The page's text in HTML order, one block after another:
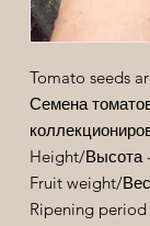
Tomato seeds
Семена
Height/Высота
Fruit weight/Вес
Ripening